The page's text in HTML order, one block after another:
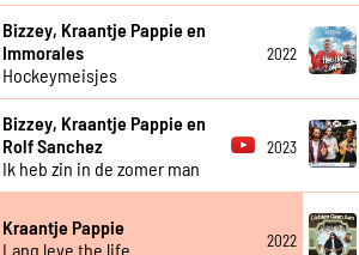
Bizzey, Kraantje Pappie en
Immorales
Hockeymeisjes
2022
Bizzey, Kraantje Pappie en
Rolf Sanchez
Ik heb zin in de zomer man
2023
Kraantje Pappie
Lang leve the life
2022